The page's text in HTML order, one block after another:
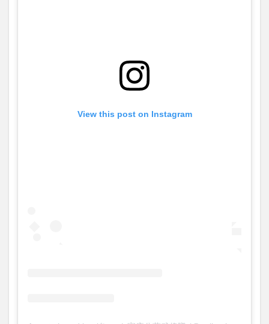
View this post on Instagram